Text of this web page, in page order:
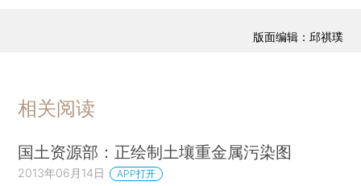
版面编辑：邱祺璞
相关阅读
国土资源部：正绘制土壤重金属污染图
2013年06月14日 APP打开